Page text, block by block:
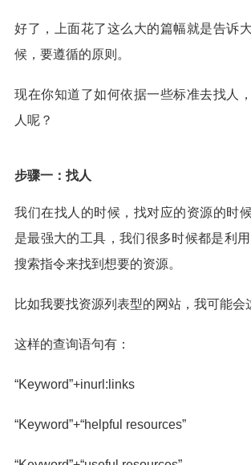
好了，上面花了这么大的篇幅就是告诉
候，要遵循的原则。
现在你知道了如何依据一些标准去找人
人呢？
步骤一：找人
我们在找人的时候，找对应的资源的时
是最强大的工具，我们很多时候都是利
搜索指令来找到想要的资源。
比如我要找资源列表型的网站，我可能会
这样的查询语句有：
“Keyword”+inurl:links
“Keyword”+“helpful resources”